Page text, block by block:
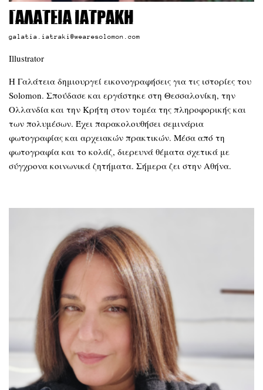
Γαλάτεια Ιατράκη
galatia.iatraki@wearesolomon.com
Illustrator
Η Γαλάτεια δημιουργεί εικονογραφήσεις για τις ιστορίες του
Solomon. Σπούδασε και εργάστηκε στη Θεσσαλονίκη, την
Ολλανδία και την Κρήτη στον τομέα της πληροφορικής και
των πολυμέσων. Έχει παρακολουθήσει σεμινάρια
φωτογραφίας και αρχειακών πρακτικών. Μέσα από τη
φωτογραφία και το κολάζ, διερευνά θέματα σχετικά με
σύγχρονα κοινωνικά ζητήματα. Σήμερα ζει στην Αθήνα.